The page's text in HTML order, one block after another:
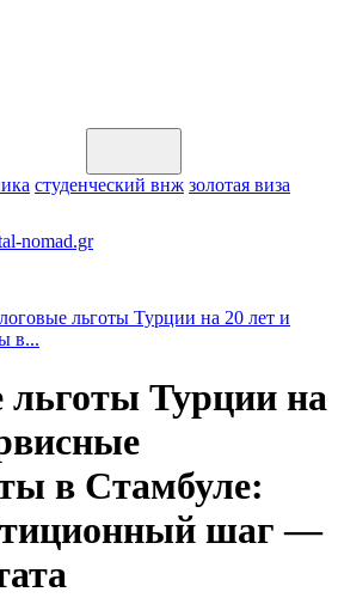
студенческий внж золотая виза
nomad.gr
льготы Турции на 20 лет и
в...
Турции на
в Стамбуле:
шаг —